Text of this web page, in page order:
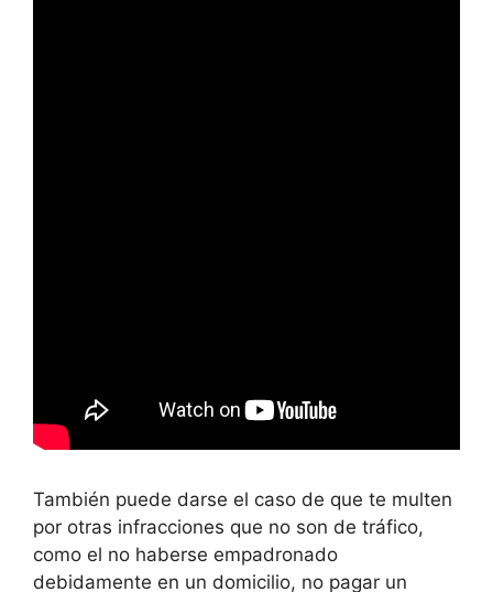
También puede darse el caso de que te multen
por otras infracciones que no son de tráfico,
como el no haberse empadronado
debidamente en un domicilio, no pagar un